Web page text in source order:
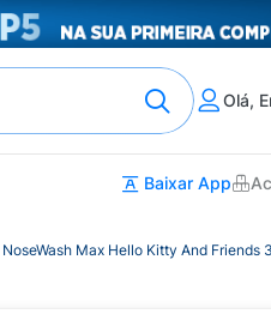
Olá,
Baixar App
Max Hello Kitty And Friends